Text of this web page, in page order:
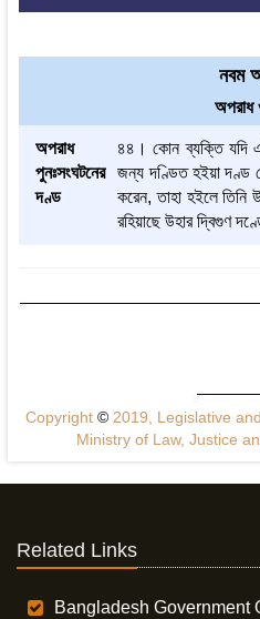
নবম
অপরাধ
অপরাধ
পুনঃসংঘটনের
দণ্ড
৪৪। কোন ব্যক্তি যদি
জন্য দণ্ডিত হইয়া দণ্ড
করেন, তাহা হইলে
রহিয়াছে উহার দ্বিগুণ
Copyright ©2019, Legislative
Ministry of Law, Justice
Related Links
Bangladesh Government